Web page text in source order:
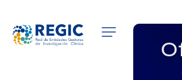
QUIÉNES SOMOS